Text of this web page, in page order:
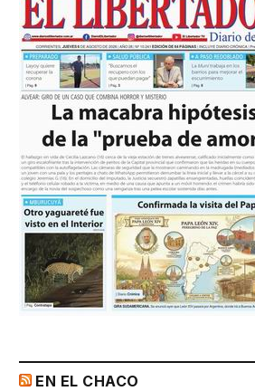
EN EL CHACO